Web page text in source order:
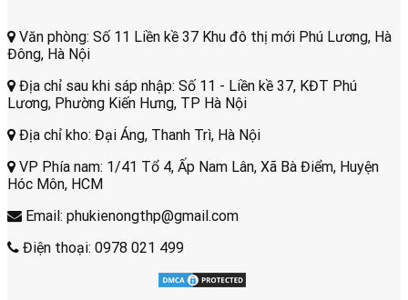
Văn phòng: Số 11 Liền kề 37 Khu đô thị mới Phú Lương, Hà
Đông, Hà Nội
Địa chỉ sau khi sáp nhập: Số 11 - Liền kề 37, KĐT Phú
Lương, Phường Kiến Hưng, TP Hà Nội
Địa chỉ kho: Đại Áng, Thanh Trì, Hà Nội
VP Phía nam: 1/41 Tổ 4, Ấp Nam Lân, Xã Bà Điểm, Huyện
Hóc Môn, HCM
Email: phukienongthp@gmail.com
Điện thoại: 0978 021 499